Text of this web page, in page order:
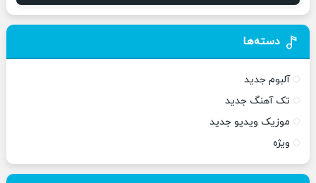
دسته‌ها
آلبوم جدید
تک آهنگ جدید
موزیک ویدیو جدید
ویژه